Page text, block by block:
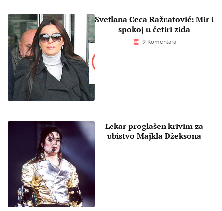
Svetlana Ceca Ražnatović: Mir i
spokoj u četiri zida
9 Komentara
Lekar proglašen krivim za
ubistvo Majkla Džeksona